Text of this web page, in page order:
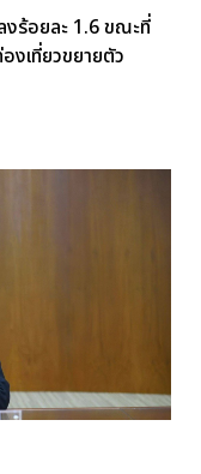
งร้อยละ 1.6 ขณะที่
งเที่ยวขยายตัว